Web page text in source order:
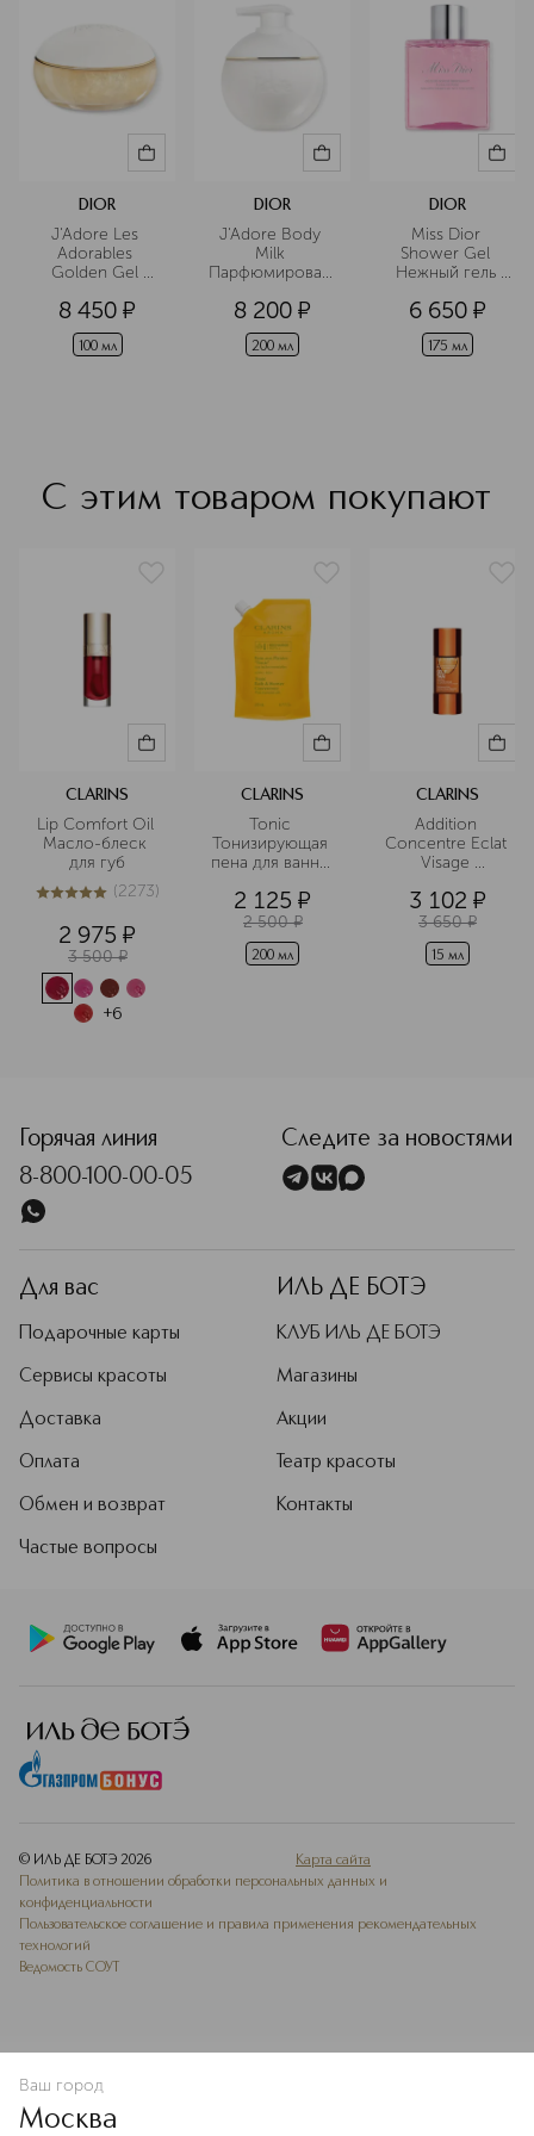
DIOR
J'Adore Les
Adorables
Golden Gel
гель для тела
8 450 ¤
100 мл
DIOR
J'Adore Body
Milk
Парфюмированное
тела
8 200 ¤
200 мл
DIOR
Miss Dior
Shower Gel
Нежный гель
розовой водой
6 650 ¤
175 мл
С этим товаром покупают
CLARINS
Lip Comfort Oil
Масло-блеск
для губ
5из 52273 (2273)
2 975 ¤
3 500 ¤
+6
CLARINS
Tonic
Тонизирующая
пена для ванны
основе
растительных
экстрактов,
сменный блок
2 125 ¤
2 500 ¤
200 мл
CLARINS
Addition
Concentre Eclat
Visage
эффектом
загара для лица
3 102 ¤
3 650 ¤
15 мл
В КОРЗИНУ
Горячая линия
8-800-100-00-05
Следите за новостями
Для вас
Подарочные карты
Сервисы красоты
Доставка
Оплата
Обмен и возврат
Частые вопросы
ИЛЬ ДЕ БОТЭ
КЛУБ ИЛЬ ДЕ БОТЭ
Магазины
Акции
Театр красоты
Контакты
© ИЛЬ ДЕ БОТЭ 2026
Карта сайта
Политика в отношении обработки персональных данных и
конфиденциальности
Пользовательское соглашение и правила применения рекомендательных
технологий
Ведомость СОУТ
Ваш город
Москва